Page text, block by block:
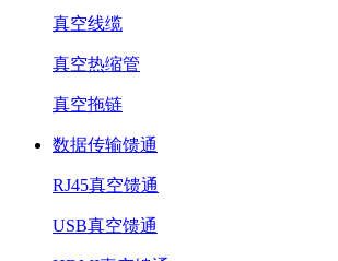
真空线缆
真空热缩管
真空拖链
数据传输馈通
RJ45真空馈通
USB真空馈通